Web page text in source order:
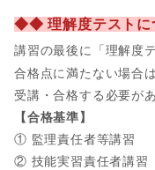
◆◆ 理解度テスト
講習の最後に「理解度
合格点に満たない場合
受講・合格する必要が
【合格基準】
① 監理責任者等講習
② 技能実習責任者講